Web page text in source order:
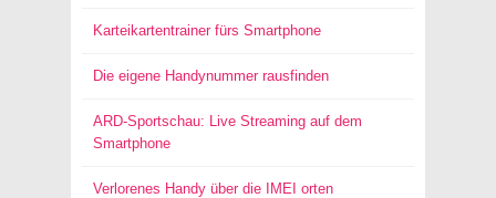
Karteikartentrainer fürs Smartphone
Die eigene Handynummer rausfinden
ARD-Sportschau: Live Streaming auf dem
Smartphone
Verlorenes Handy über die IMEI orten